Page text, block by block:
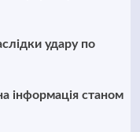
удару по
інформація станом